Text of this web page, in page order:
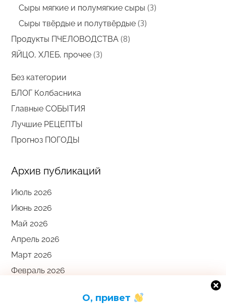
О, привет
товара
Сыры мягкие и полумягкие сыры 33
Сыры твёрдые и полутвёрдые 33
Продукты ПЧЕЛОВОДСТВА 88
ЯЙЦО, ХЛЕБ, прочее 33
Без категории
БЛОГ Колбасника
Главные СОБЫТИЯ
Лучшие РЕЦЕПТЫ
Прогноз ПОГОДЫ
Архив публикаций
Июль 2026
Июнь 2026
Май 2026
Апрель 2026
Март 2026
Февраль 2026